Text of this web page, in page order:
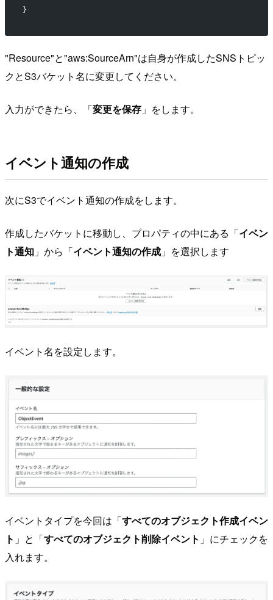
}
"Resource"と"aws:SourceArn"は自身が作成したSNSトピッ
クとS3バケット名に変更してください。
入力ができたら、「変更を保存 」をします。
イベント通知の作成
次にS3でイベント通知の作成をします。
作成したバケットに移動し、プロパティの中にある「イベン
ト通知 」から「イベント通知の作成 」を選択します
イベント名を設定します。
イベントタイプを今回は「すべてのオブジェクト作成イベン
ト 」と「すべてのオブジェクト削除イベント 」にチェックを
入れます。